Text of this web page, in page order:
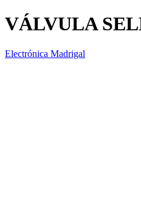
VÁLVULA
Electrónica Madrigal